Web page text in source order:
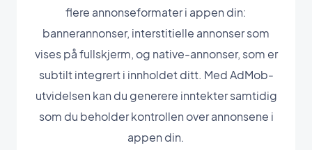
flere annonseformater i appen din:
bannerannonser, interstitielle annonser som
vises på fullskjerm, og native-annonser, som er
subtilt integrert i innholdet ditt. Med AdMob-
utvidelsen kan du generere inntekter samtidig
som du beholder kontrollen over annonsene i
appen din.